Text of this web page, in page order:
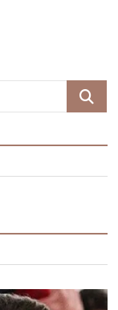
Search